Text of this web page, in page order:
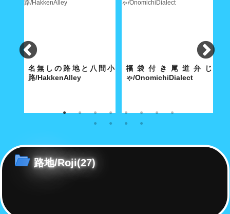
名無しの路地と八間小
路/HakkenAlley
奥深い路地の真ん中に大きな空
福袋付き尾道弁じ
ゃ/OnomichiDialect
経済合理性が優先する現代社会
路地/Roji(27)